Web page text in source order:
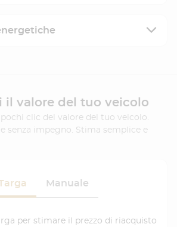
il valore del tuo veicolo
clic del valore del tuo veicolo.
senza impegno. Stima semplice e
Manuale
per stimare il prezzo di riacquisto